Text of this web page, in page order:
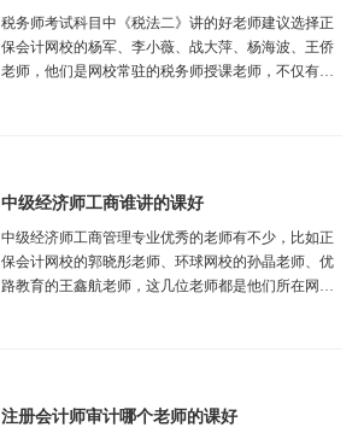
税务师考试科目中《税法二》讲的好老师建议选择正
保会计网校的杨军、李小薇、战大萍、杨海波、王侨
老师，他们是网校常驻的税务师授课老师，不仅有教
中级经济师工商谁讲的课好
中级经济师工商管理专业优秀的老师有不少，比如正
保会计网校的郭晓彤老师、环球网校的孙晶老师、优
路教育的王鑫航老师，这几位老师都是他们所在网校
注册会计师审计哪个老师的课好